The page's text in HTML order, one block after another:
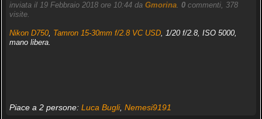
inviata il 19 Febbraio 2018 ore 10:44 da Gmorina. 0commenti, 378
visite.
Nikon D750, Tamron 15-30mm f/2.8 VC USD, 1/20 f/2.8, ISO 5000,
mano libera.
Piace a 2 persone: Luca Bugli, Nemesi9191